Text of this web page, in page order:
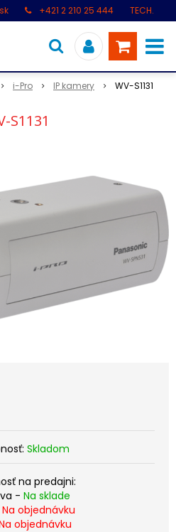
+421 2 210 25 444
TECH.
i-Pro IP kamery WV-S1131
S1131
Skladom
na predajni:
- Na sklade
Na objednávku
objednávku